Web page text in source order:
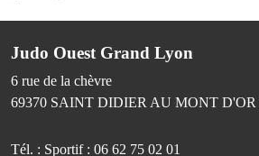
Judo Ouest Grand Lyon
6 rue de la chèvre
69370 SAINT DIDIER AU MONT D'OR
Tél. : Sportif : 06 62 75 02 01